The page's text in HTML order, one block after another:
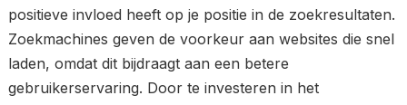
positieve invloed heeft op je positie in de zoekresultaten.
Zoekmachines geven de voorkeur aan websites die snel
laden, omdat dit bijdraagt aan een betere
gebruikerservaring. Door te investeren in het